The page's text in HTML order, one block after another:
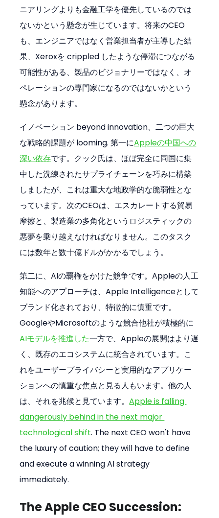
ニアリングよりも金融工学を優先しているのでは
ないかという懸念が生じています。将来のCEO
も、エンジニアではなく営業担当者が主導した結
果、Xeroxを crippled したような停滞につながる
可能性がある、製品のビジョナリーではなく、オ
ペレーションの専門家になるのではないかという
懸念があります。
イノベーション beyond innovation、二つの巨大
な戦略的課題が looming. 第一にAppleの中国への
深い依存です。クック氏は、ほぼ完全に同国に集
中した洗練されたサプライチェーンを巧みに構築
しましたが、これは重大な地政学的な脆弱性とな
っています。次のCEOは、エスカレートする貿易
摩擦と、製造業の多角化というロジスティックの
悪夢を乗り越えなければなりません。このタスク
には数年と数十億ドルがかかるでしょう。
第二に、AIの覇権をかけた競争です。Appleの人工
知能へのアプローチは、Apple Intelligenceとして
ブランド化されており、特徴的に慎重です。
GoogleやMicrosoftのような競合他社が積極的に
AIモデルを推進した一方で、Appleの展開はより遅
く、既存のエコシステムに統合されています。こ
れをユーザープライバシーと実用的なアプリケー
ションへの慎重な焦点と見る人もいます。他の人
は、それを兆候と見ています。Apple is falling
dangerously behind in the next major
technological shift. The next CEO won't have
the luxury of caution; they will have to define
and execute a winning AI strategy
immediately.
The Apple CEO Succession: